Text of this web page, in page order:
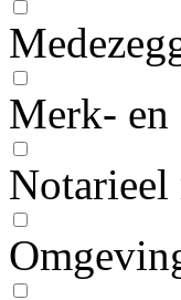
Merk- en
Notarieel